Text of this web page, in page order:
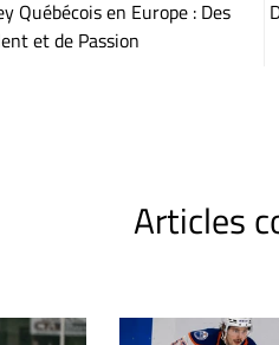
Québécois en Europe : Des
et de Passion
Articles